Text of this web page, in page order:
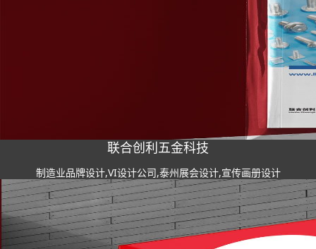
联合创利五金科技
制造业品牌设计,VI设计公司,泰州展会设计,宣传画册设计